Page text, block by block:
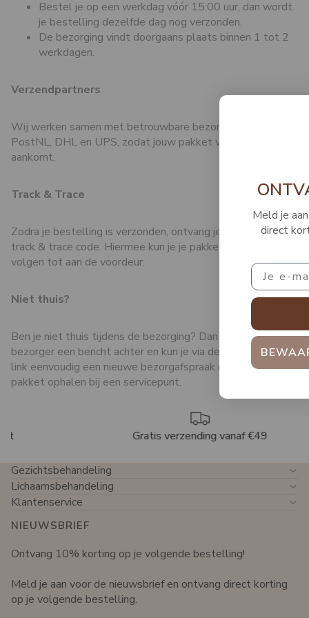
Bestel je op een werkdag vóór 15:00 uur, dan wordt
je bestelling dezelfde dag nog verzonden.
De bezorging vindt doorgaans plaats binnen 1 tot 2
werkdagen.
Verzendpartners
Wij werken samen met betrouwbare bezorgdiensten zoals
PostNL, DHL en UPS, zodat jouw pakket veilig en op tijd
aankomt.
Track & Trace
Zodra je bestelling is verzonden, ontvang je per e-mail een
track & trace code. Hiermee kun je je pakket eenvoudig
volgen tot aan de voordeur.
Niet thuis?
Ben je niet thuis tijdens de bezorging? Dan laat de
bezorger een bericht achter en kun je via de track & trace
link eenvoudig een nieuwe bezorgafspraak maken of het
pakket ophalen bij een servicepunt.
Gratis verzending vanaf €49
Gezichtsbehandeling
Lichaamsbehandeling
Klantenservice
NIEUWSBRIEF
Ontvang 10% korting op je volgende bestelling!
Meld je aan voor de nieuwsbrief en ontvang direct korting
op je volgende bestelling.
ONTVANG
Meld je aan voor de
direct korting op je
BEWAAR KORTING